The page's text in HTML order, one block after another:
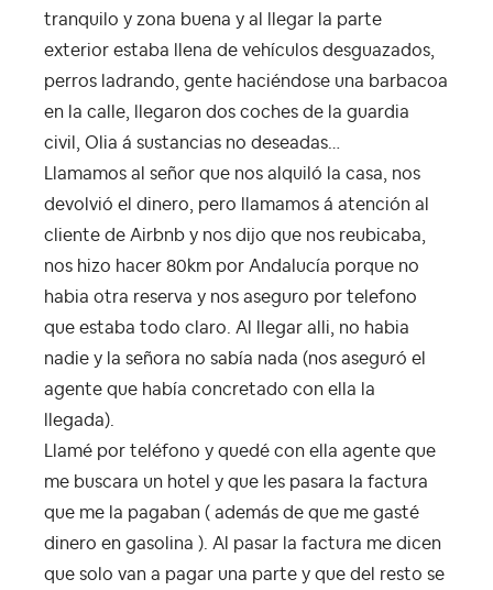
tranquilo y zona buena y al llegar la parte
exterior estaba llena de vehículos desguazados,
perros ladrando, gente haciéndose una barbacoa
en la calle, llegaron dos coches de la guardia
civil, Olia á sustancias no deseadas…
Llamamos al señor que nos alquiló la casa, nos
devolvió el dinero, pero llamamos á atención al
cliente de Airbnb y nos dijo que nos reubicaba,
nos hizo hacer 80km por Andalucía porque no
habia otra reserva y nos aseguro por telefono
que estaba todo claro. Al llegar alli, no habia
nadie y la señora no sabía nada (nos aseguró el
agente que había concretado con ella la
llegada).
Llamé por teléfono y quedé con ella agente que
me buscara un hotel y que les pasara la factura
que me la pagaban ( además de que me gasté
dinero en gasolina ). Al pasar la factura me dicen
que solo van a pagar una parte y que del resto se